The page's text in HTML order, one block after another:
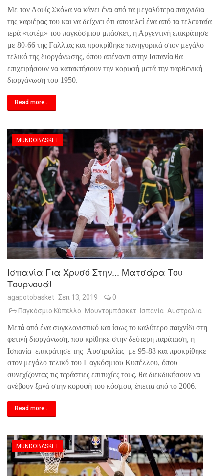
Με τον Λουίς Σκόλα να κάνει ένα από τα μεγαλύτερα παιχνιδια
της καριέρας του και να δείχνει ότι αποτελεί ένα από τα τελευταία
ιερά «τοτέμ» του παγκόσμιου μπάσκετ, η Αργεντινή επικράτησε
με 80-66 της Γαλλίας και προκρίθηκε πανηγυρικά στον μεγάλο
τελικό της διοργάνωσης, όπου απέναντι στην Ισπανία θα
επιχειρήσουν να κατακτήσουν την κορυφή μετά την παρθενική
διοργάνωση του 1950.
Read more...
MUNDOBASKET
Ισπανία Για Χρυσό Στην... Ματσάρα Του
Τουρνουά!
agapotobasket Σεπ 13, 2019
0
Παγκόσμιο Κύπελλο
Μουντομπάσκετ Ισπανία Αυστραλία
Μετά από ένα συγκλονιστικό και ίσως το καλύτερο παιχνίδι στη
φετινή διοργάνωση, που κρίθηκε στην δεύτερη παράταση, η
Ισπανία επικράτησε της Αυστραλίας με 95-88 και προκρίθηκε
στον μεγάλο τελικό του Παγκόσμιου Κυπέλλου, όπου
συνεχίζοντας τις τεράστιες επιτυχίες τους, θα διεκδικήσουν να
ανέβουν ξανά στην κορυφή του κόσμου, έπειτα από το 2006.
Read more...
MUNDOBASKET